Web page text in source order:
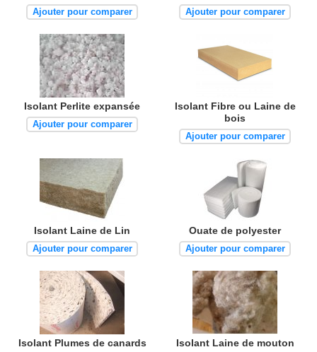
Ajouter pour comparer Ajouter pour comparer
Isolant Perlite expansée
Ajouter pour comparer
Isolant Fibre ou Laine de
bois
Ajouter pour comparer
Isolant Laine de Lin
Ajouter pour comparer
Ouate de polyester
Ajouter pour comparer
Isolant Plumes de canards Isolant Laine de mouton